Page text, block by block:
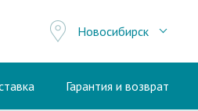
Новосибирск
Гарантия и возврат